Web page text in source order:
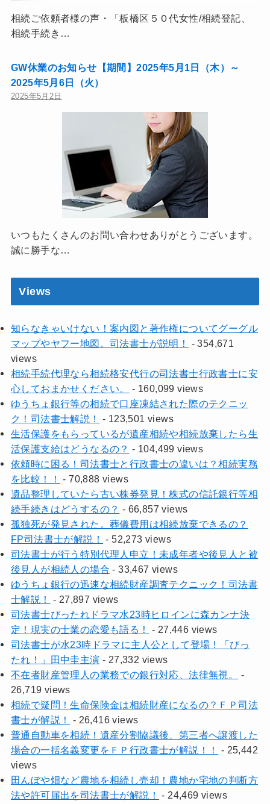
相続ご依頼者様の声・「板橋区５０代女性/相続登記、
相続手続き…
GW休業のお知らせ【期間】2025年5月1日（木）～
2025年5月6日（火）
2025年5月2日
いつもたくさんのお問い合わせありがとうございます。
誠に勝手な…
Views
知らなきゃいけない！案内図と著作権についてグーグル
マップやヤフー地図。司法書士が説明！
- 354,671
views
相続手続代理なら相続格安代行の司法書士行政書士に安
心しておまかせください。
- 160,099 views
ゆうちょ銀行等の相続で口座凍結された際のテクニッ
ク！司法書士解説！
- 123,501 views
生活保護をもらっているが遺産相続や相続放棄したら生
活保護支給はどうなるの？ - 104,499 views
依頼時に困る！司法書士と行政書士の違いは？相続実務
を比較！！
- 70,888 views
遺品整理していたら古い株券発見！株式の信託銀行等相
続手続きはどうするの？ - 66,857 views
孤独死が発見された。葬儀費用は相続放棄できるの？
FP司法書士が解説！
- 52,273 views
司法書士が行う特別代理人申立！未成年者や後見人と被
後見人が相続人の場合 - 33,467 views
ゆうちょ銀行の迅速な相続財産調査テクニック！司法書
士解説！
- 27,897 views
司法書士びったれドラマ水23時ヒロインに森カンナ決
定！現実の士業の恋愛も語る！
- 27,446 views
司法書士が水23時ドラマに主人公として登場！「びっ
たれ！」田中圭主演 - 27,332 views
不在者財産管理人の業務での銀行対応、法律無視。
-
26,719 views
相続で疑問！生命保険金は相続財産になるの？ＦＰ司法
書士が解説！
- 26,416 views
普通自動車を相続！遺産分割協議後、第三者へ譲渡した
場合の一括名義変更をＦＰ行政書士が解説！！
- 25,442
views
田んぼや畑など農地を相続し売却！農地か宅地の判断方
法や許可届出を司法書士が解説！
- 24,469 views